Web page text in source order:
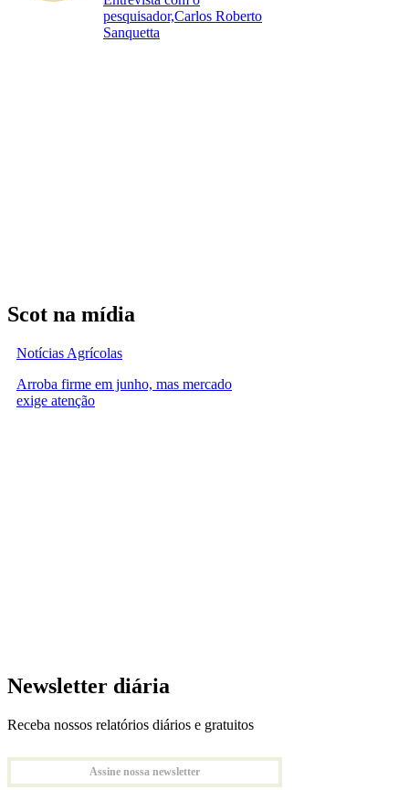
pesquisador,Carlos Roberto
Sanquetta
Scot na mídia
Notícias Agrícolas
Arroba firme em junho, mas mercado
exige atenção
Newsletter diária
Receba nossos relatórios diários e gratuitos
Assine nossa newsletter